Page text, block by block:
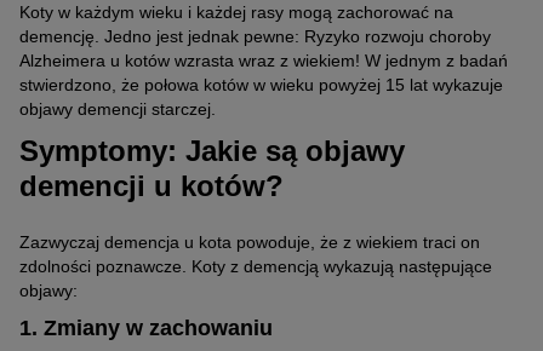
Koty w każdym wieku i każdej rasy mogą zachorować na
demencję. Jedno jest jednak pewne: Ryzyko rozwoju choroby
Alzheimera u kotów wzrasta wraz z wiekiem! W jednym z badań
stwierdzono, że połowa kotów w wieku powyżej 15 lat wykazuje
objawy demencji starczej.
Symptomy: Jakie są objawy
demencji u kotów?
Zazwyczaj demencja u kota powoduje, że z wiekiem traci on
zdolności poznawcze. Koty z demencją wykazują następujące
objawy:
1. Zmiany w zachowaniu